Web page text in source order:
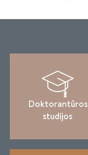
Doktorantūros
studijos